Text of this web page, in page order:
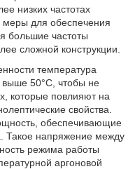
низких частотах
меры для обеспечения
большие частоты
сложной конструкции.
температура
выше 50°С, чтобы не
которые повлияют на
свойства.
обеспечивающие
Такое напряжение между
режима работы
аргоновой